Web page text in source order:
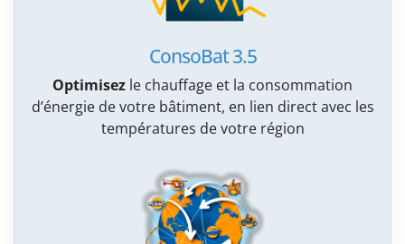
ConsoBat 3.5
Optimisez le chauffage et la consommation
d’énergie de votre bâtiment, en lien direct avec les
températures de votre région